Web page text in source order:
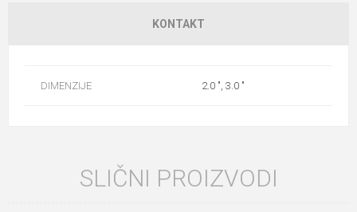
KONTAKT
DIMENZIJE 2.0 ", 3.0 "
SLIČNI PROIZVODI